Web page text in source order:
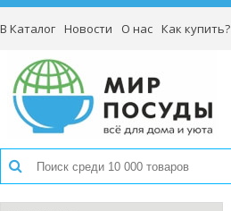
В Каталог Новости О нас Как купить?